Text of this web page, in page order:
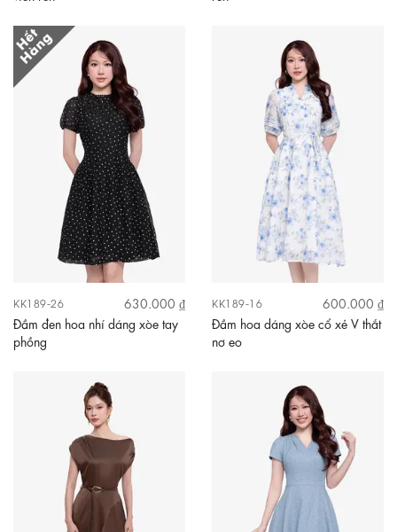
KK189-26
630.000 ₫
Đầm đen hoa nhí dáng xòe tay
phồng
KK189-16
600.000 ₫
Đầm hoa dáng xòe cổ xẻ V thắt
nơ eo